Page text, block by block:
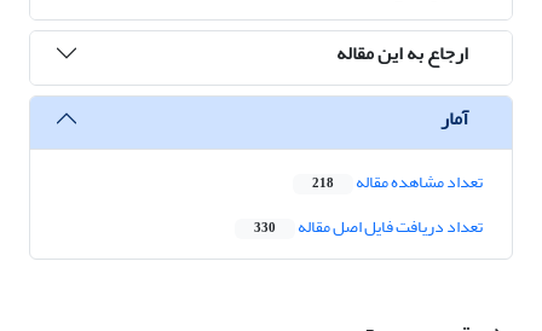
ارجاع به این مقاله
آمار
تعداد مشاهده مقاله 218
تعداد دریافت فایل اصل مقاله 330